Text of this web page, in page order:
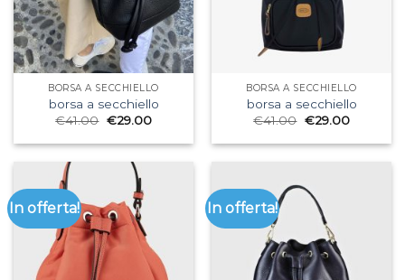
BORSA A SECCHIELLO
borsa a secchiello
€41.00 €29.00
BORSA A SECCHIELLO
borsa a secchiello
€41.00 €29.00
In offerta! In offerta!